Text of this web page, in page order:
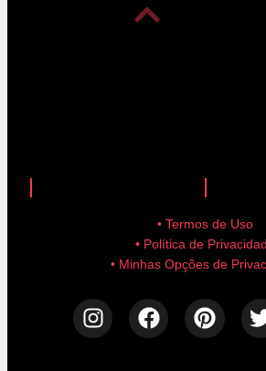
• Termos de Uso
• Política de
• Minhas Opções de